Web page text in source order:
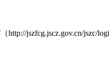
jszfcg.jscz.gov.cn/jszc/